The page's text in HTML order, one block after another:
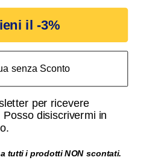
il -3%
senza Sconto
promozionali
per ricevere
disiscrivermi in
tutti i prodotti NON scontati.